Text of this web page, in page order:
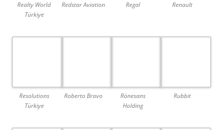
Realty World
Türkiye
Redstar Aviation Regal Renault
Resolutions
Türkiye
Roberto Bravo
Rönesans
Holding
Rubbit